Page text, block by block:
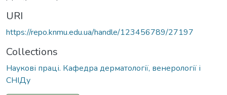
URI
https://repo.knmu.edu.ua/handle/123456789/27197
Collections
Наукові праці. Кафедра дерматології, венерології і
СНІДу